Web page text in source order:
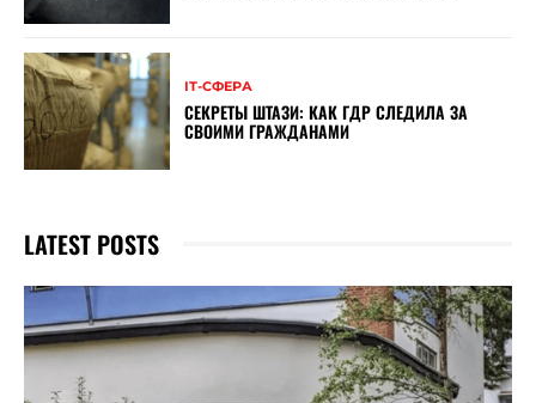
ІТ-СФЕРА
СЕКРЕТЫ ШТАЗИ: КАК ГДР СЛЕДИЛА ЗА
СВОИМИ ГРАЖДАНАМИ
LATEST POSTS